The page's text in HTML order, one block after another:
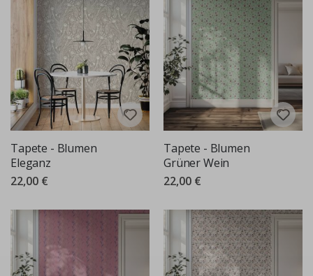
Tapete - Blumen
Eleganz
22,00 €
Tapete - Blumen
Grüner Wein
22,00 €